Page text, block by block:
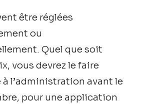
être réglées
ou
Quel que soit
vous devrez le faire
l’administration avant le
pour une application